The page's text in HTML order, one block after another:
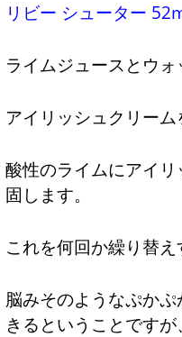
リビー シューター
ライムジュースとウ
アイリッシュクリーム
酸性のライムにアイ
固します。
これを何回か繰り替え
脳みそのようなぷか
きるということですが